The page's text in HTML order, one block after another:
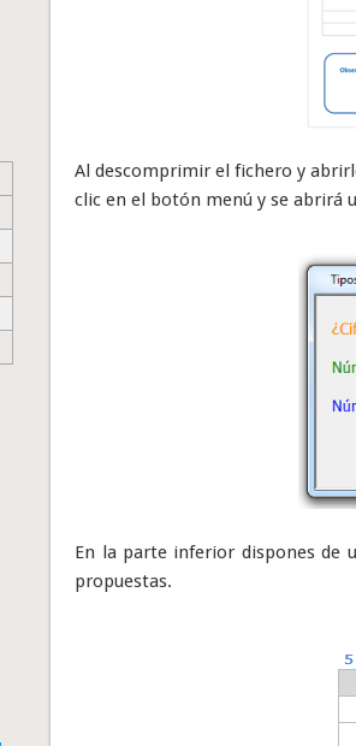
Al descomprimir el fichero y
clic en el botón menú y se abrirá
En la parte inferior dispones de
propuestas.